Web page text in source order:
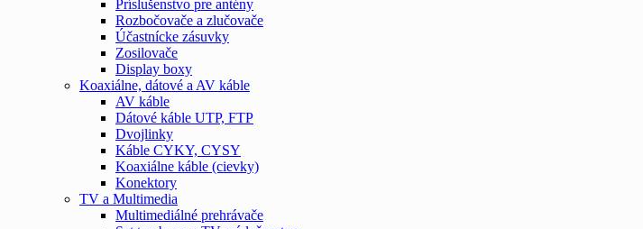
Príslušenstvo pre antény
Rozbočovače a zlučovače
Účastnícke zásuvky
Zosilovače
Display boxy
Koaxiálne, dátové a AV káble
AV káble
Dátové káble UTP, FTP
Dvojlinky
Káble CYKY, CYSY
Koaxiálne káble (cievky)
Konektory
TV a Multimedia
Multimediálné prehrávače